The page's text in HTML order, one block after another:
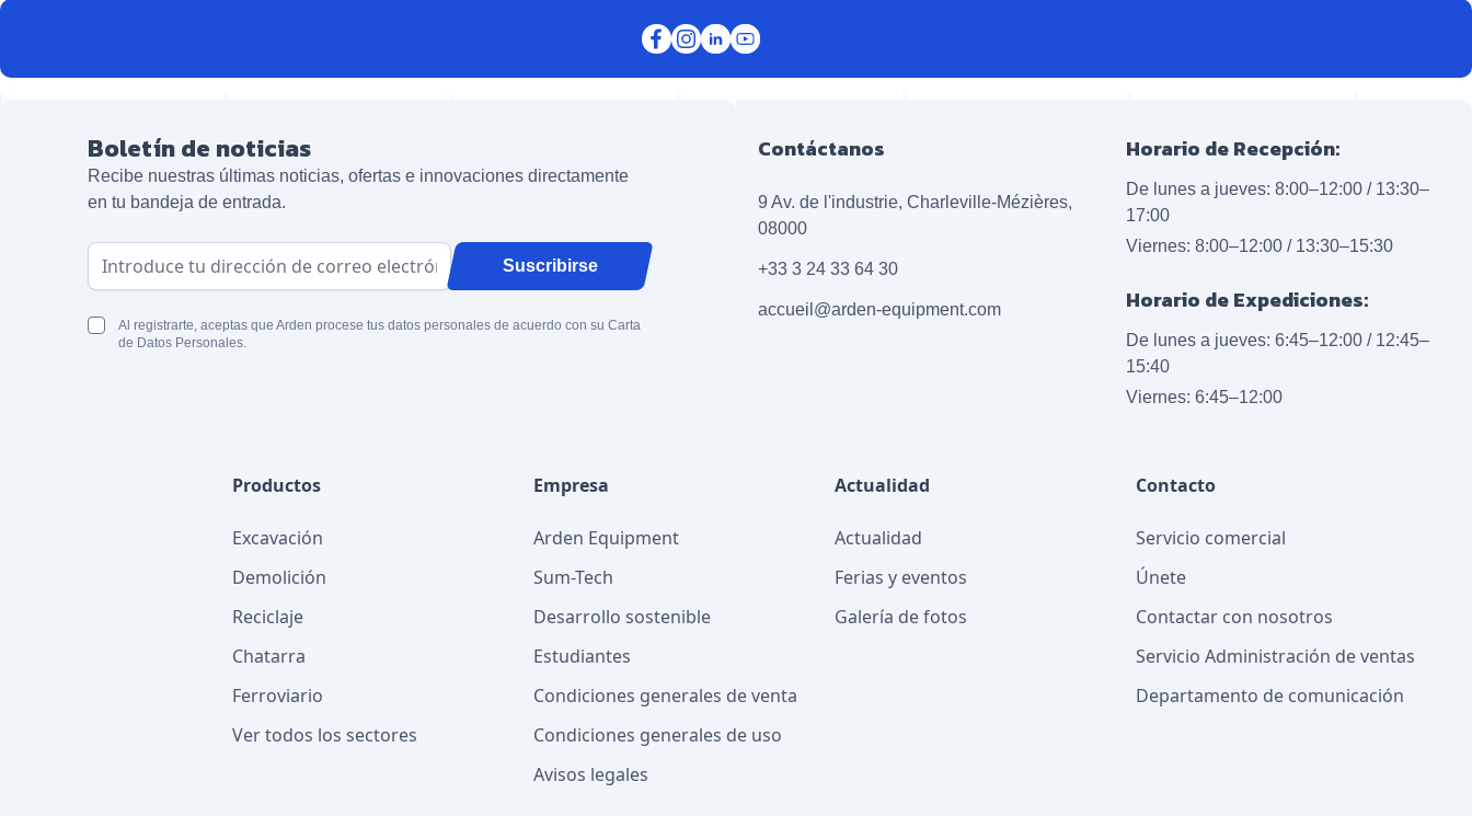
Boletín de noticias
Recibe nuestras últimas noticias, ofertas e innovaciones directamente
en tu bandeja de entrada.
Dirección de correo electrónico Suscribirse
Al registrarte, aceptas que Arden procese tus datos personales de acuerdo con su Carta
de Datos Personales.
Contáctanos
9 Av. de l'industrie, Charleville-Mézières,
08000
+33 3 24 33 64 30
accueil@arden-equipment.com
Horario de Recepción:
De lunes a jueves: 8:00–12:00 / 13:30–
17:00
Viernes: 8:00–12:00 / 13:30–15:30
Horario de Expediciones:
De lunes a jueves: 6:45–12:00 / 12:45–
15:40
Viernes: 6:45–12:00
Productos
Excavación
Demolición
Reciclaje
Chatarra
Ferroviario
Ver todos los sectores
Empresa
Arden Equipment
Sum-Tech
Desarrollo sostenible
Estudiantes
Condiciones generales de venta
Condiciones generales de uso
Avisos legales
Actualidad
Actualidad
Ferias y eventos
Galería de fotos
Contacto
Servicio comercial
Únete
Contactar con nosotros
Servicio Administración de ventas
Departamento de comunicación